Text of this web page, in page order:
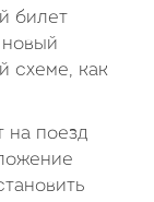
билет
схеме, как
на поезд